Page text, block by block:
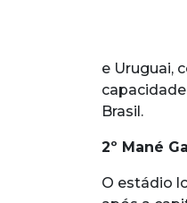
e Uruguai,
Brasil.
2º Mané
O estádio